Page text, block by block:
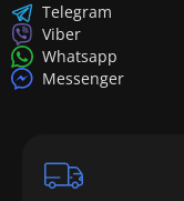
Telegram
Viber
Whatsapp
Messenger